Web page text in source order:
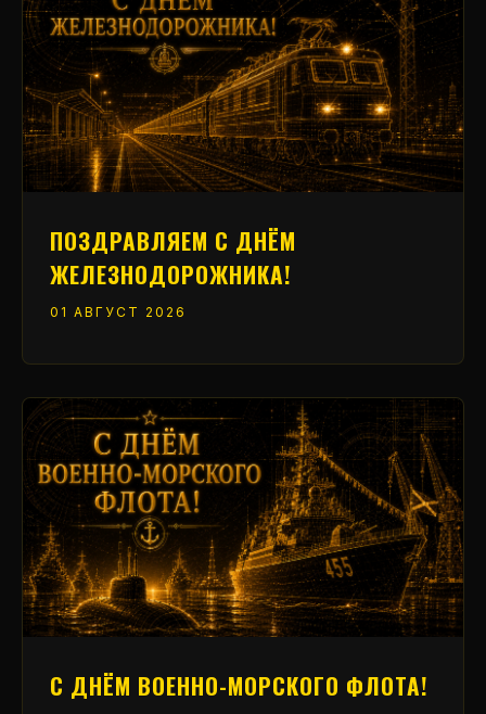
ПОЗДРАВЛЯЕМ С ДНЁМ
ЖЕЛЕЗНОДОРОЖНИКА!
01 АВГУСТ 2026
С ДНЁМ ВОЕННО-МОРСКОГО ФЛОТА!